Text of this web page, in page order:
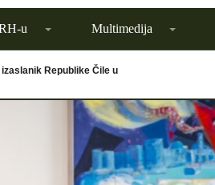
u Multimedija
izaslanik Republike Čile u